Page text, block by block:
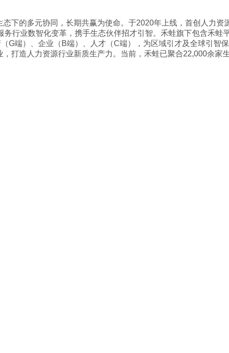
下的多元协同，长期共赢为使命。于2020年上线，首创人力资
行业数智化变革，携手生态伙伴招才引智。禾蛙旗下包含禾蛙
G端）、企业（B端）、人才（C端），为区域引才及全球引智
打造人力资源行业新质生产力。当前，禾蛙已聚合22,000余家